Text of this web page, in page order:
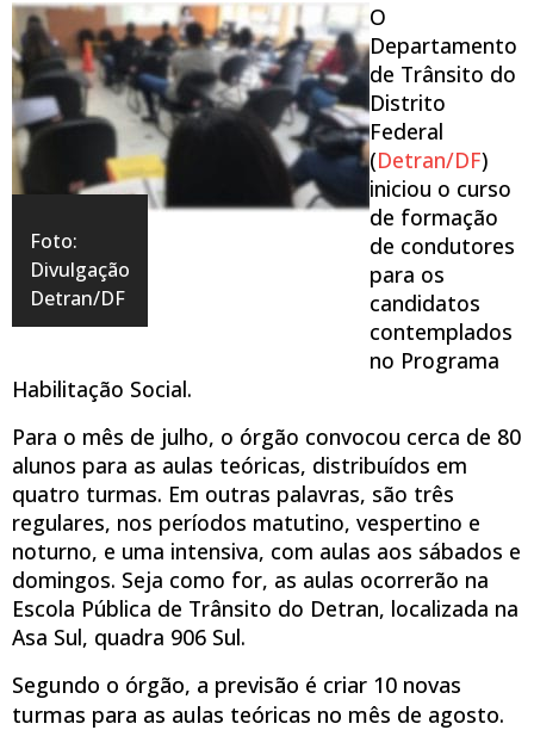
Foto:
Divulgação
Detran/DF
O
Departamento
de Trânsito do
Distrito
Federal
(Detran/DF)
iniciou o curso
de formação
de condutores
para os
candidatos
contemplados
no Programa
Habilitação Social.
Para o mês de julho, o órgão convocou cerca de 80
alunos para as aulas teóricas, distribuídos em
quatro turmas. Em outras palavras, são três
regulares, nos períodos matutino, vespertino e
noturno, e uma intensiva, com aulas aos sábados e
domingos. Seja como for, as aulas ocorrerão na
Escola Pública de Trânsito do Detran, localizada na
Asa Sul, quadra 906 Sul.
Segundo o órgão, a previsão é criar 10 novas
turmas para as aulas teóricas no mês de agosto.